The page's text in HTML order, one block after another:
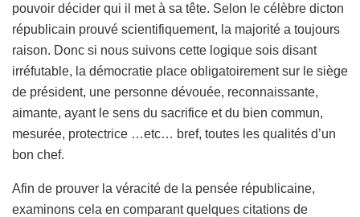
pouvoir décider qui il met à sa tête. Selon le célèbre dicton
républicain prouvé scientifiquement, la majorité a toujours
raison. Donc si nous suivons cette logique sois disant
irréfutable, la démocratie place obligatoirement sur le siège
de président, une personne dévouée, reconnaissante,
aimante, ayant le sens du sacrifice et du bien commun,
mesurée, protectrice …etc… bref, toutes les qualités d’un
bon chef.
Afin de prouver la véracité de la pensée républicaine,
examinons cela en comparant quelques citations de